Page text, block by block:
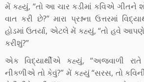
મેં કહ્યું, “તો આ ચાર કડીમાં કવિએ ગીતને
વાત કરી છે?” મારા પ્રશ્નના ઉત્તરમાં
હોડમાં ઉતર્યા, એટલે મેં કહ્યું, “તો હવે આપણે
કરીશું?”
એક વિદ્યાર્થીએ કહ્યું, “અજવાળી
નીકળીએ તો કેવું?” મેં કહ્યું “સરસ, તો